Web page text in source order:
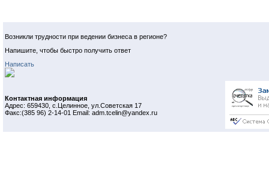
Возникли трудности при ведении бизнеса в регионе?
Напишите, чтобы быстро получить ответ
Написать
Контактная информация
Адрес: 659430, с.Целинное, ул.Советская 17
Факс:(385 96) 2-14-01 Email: adm.tcelin@yandex.ru